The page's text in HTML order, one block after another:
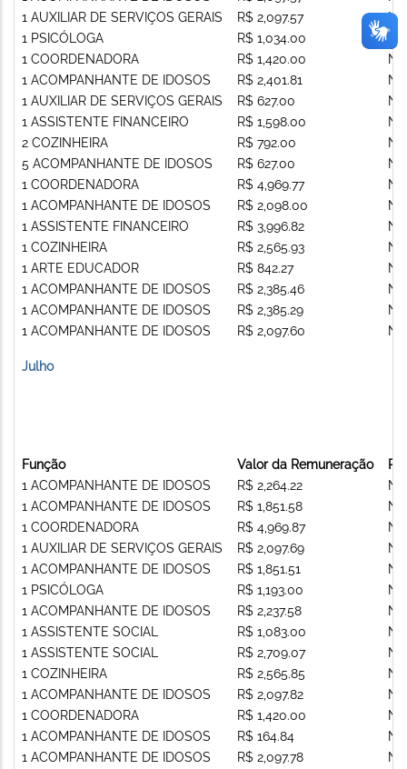
1 AUXILIAR DE SERVIÇOS GERAIS
1 PSICÓLOGA
1 COORDENADORA
1 ACOMPANHANTE DE IDOSOS
1 AUXILIAR DE SERVIÇOS GERAIS
1 ASSISTENTE FINANCEIRO
2 COZINHEIRA
5 ACOMPANHANTE DE IDOSOS
1 COORDENADORA
1 ACOMPANHANTE DE IDOSOS
1 ASSISTENTE FINANCEIRO
1 COZINHEIRA
1 ARTE EDUCADOR
1 ACOMPANHANTE DE IDOSOS
1 ACOMPANHANTE DE IDOSOS
1 ACOMPANHANTE DE IDOSOS
R$ 2,097.57
R$ 1,034.00
R$ 1,420.00
R$ 2,401.81
R$ 627.00
R$ 1,598.00
R$ 792.00
R$ 627.00
R$ 4,969.77
R$ 2,098.00
R$ 3,996.82
R$ 2,565.93
R$ 842.27
R$ 2,385.46
R$ 2,385.29
R$ 2,097.60
Julho
Função
1 ACOMPANHANTE DE IDOSOS
1 ACOMPANHANTE DE IDOSOS
1 COORDENADORA
1 AUXILIAR DE SERVIÇOS GERAIS
1 ACOMPANHANTE DE IDOSOS
1 PSICÓLOGA
1 ACOMPANHANTE DE IDOSOS
1 ASSISTENTE SOCIAL
1 ASSISTENTE SOCIAL
1 COZINHEIRA
1 ACOMPANHANTE DE IDOSOS
1 COORDENADORA
1 ACOMPANHANTE DE IDOSOS
1 ACOMPANHANTE DE IDOSOS
Valor da Remuneração
R$ 2,264.22
R$ 1,851.58
R$ 4,969.87
R$ 2,097.69
R$ 1,851.51
R$ 1,193.00
R$ 2,237.58
R$ 1,083.00
R$ 2,709.07
R$ 2,565.85
R$ 2,097.82
R$ 1,420.00
R$ 164.84
R$ 2,097.78